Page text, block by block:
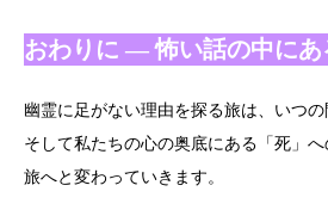
おわりに ― 怖い話の中にあ
幽霊に足がない理由を探る旅は、いつの
そして私たちの心の奥底にある「死」
旅へと変わっていきます。